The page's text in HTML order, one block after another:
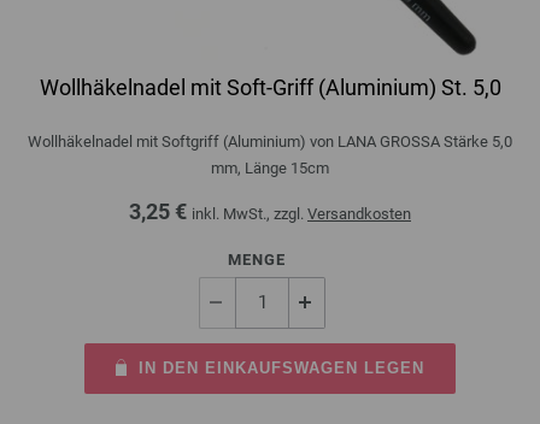
Wollhäkelnadel mit Soft-Griff (Aluminium) St. 5,0
Wollhäkelnadel mit Softgriff (Aluminium) von LANA GROSSA Stärke 5,0
mm, Länge 15cm
3,25 € inkl. MwSt., zzgl. Versandkosten
MENGE
IN DEN EINKAUFSWAGEN LEGEN